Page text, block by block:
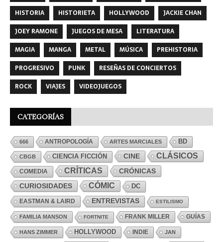
HISTORIA
HISTORIETA HOLLYWOOD
JACKIE CHAN
JOEY RAMONE
JUEGOS DE MESA
LITERATURA
MAGIA
MANGA METAL MÚSICA
PREHISTORIA
PROGRESIVO
PUNK
RESEÑAS DE CONCIERTOS
ROCK
VIAJES VIDEOJUEGOS
CATEGORÍAS
666 ANTROPOLOGÍA ARTES MARCIALES BD
CBGB CIENCIA FICCIÓN CINE CLÁSICOS
COMEDIA CRÍTICAS
CRÓNICAS
CURIOSIDADES
CÓMIC DC
EASTMAN & LAIRD ENTREVISTAS ESTILISMO
FAMILIA MANSON FORTNITE FRANK MILLER GUÍAS
HANS ZIMMER HOLLYWOOD INDIE JAN